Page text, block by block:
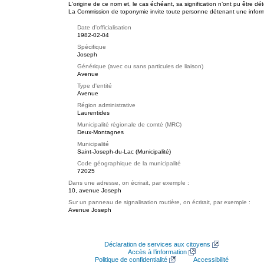
L'origine de ce nom et, le cas échéant, sa signification n’ont pu être
La Commission de toponymie invite toute personne détenant une
Date d'officialisation
1982-02-04
Spécifique
Joseph
Générique (avec ou sans particules de liaison)
Avenue
Type d'entité
Avenue
Région administrative
Laurentides
Municipalité régionale de comté (MRC)
Deux-Montagnes
Municipalité
Saint-Joseph-du-Lac (Municipalité)
Code géographique de la municipalité
72025
Dans une adresse, on écrirait, par exemple :
10, avenue Joseph
Sur un panneau de signalisation routière, on écrirait, par exemple :
Avenue Joseph
Déclaration de services aux citoyens
Accès à l’information
Politique de confidentialité
Accessibilité